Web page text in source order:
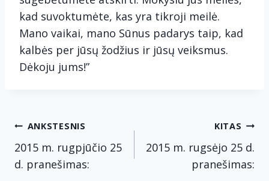
kad suvoktumėte, kas yra tikroji meilė.
Mano vaikai, mano Sūnus padarys taip, kad
kalbės per jūsų žodžius ir jūsų veiksmus.
Dėkoju jums!”
Navigacija
tarp
ANKSTESNIS
2015 m. rugpjūčio 25
d. pranešimas:
KITAS
2015 m. rugsėjo 25 d.
pranešimas: